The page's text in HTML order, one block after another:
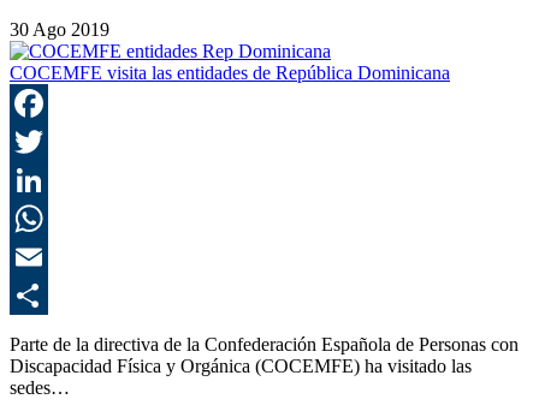
30 Ago 2019
COCEMFE visita las entidades de República Dominicana
Parte de la directiva de la Confederación Española de Personas con
Discapacidad Física y Orgánica (COCEMFE) ha visitado las
sedes…